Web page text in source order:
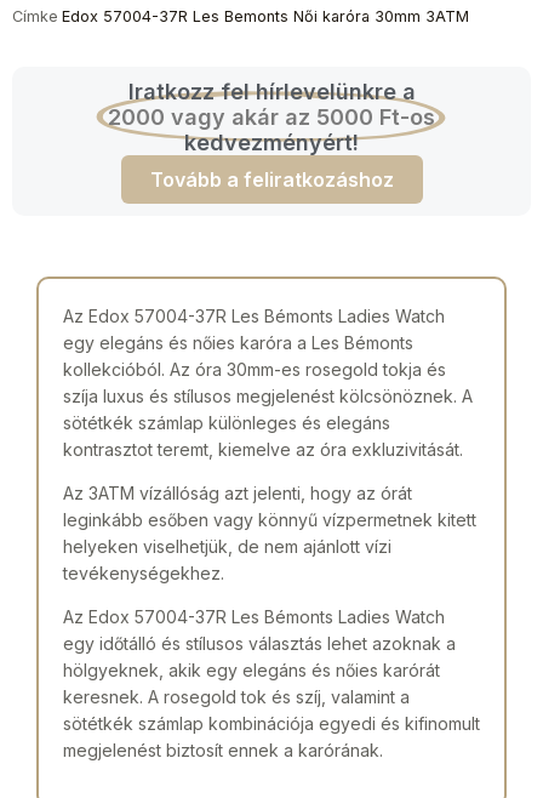
Címke Edox 57004-37R Les Bemonts Női karóra 30mm 3ATM
Iratkozz fel hírlevelünkre a
2000 vagy akár az 5000 Ft-os
kedvezményért!
Tovább a feliratkozáshoz
Az Edox 57004-37R Les Bémonts Ladies Watch
egy elegáns és nőies karóra a Les Bémonts
kollekcióból. Az óra 30mm-es rosegold tokja és
szíja luxus és stílusos megjelenést kölcsönöznek. A
sötétkék számlap különleges és elegáns
kontrasztot teremt, kiemelve az óra exkluzivitását.
Az 3ATM vízállóság azt jelenti, hogy az órát
leginkább esőben vagy könnyű vízpermetnek kitett
helyeken viselhetjük, de nem ajánlott vízi
tevékenységekhez.
Az Edox 57004-37R Les Bémonts Ladies Watch
egy időtálló és stílusos választás lehet azoknak a
hölgyeknek, akik egy elegáns és nőies karórát
keresnek. A rosegold tok és szíj, valamint a
sötétkék számlap kombinációja egyedi és kifinomult
megjelenést biztosít ennek a karórának.